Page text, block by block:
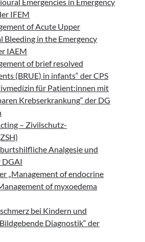
IFEM
of Acute Upper
in the Emergency
IAEM
of brief resolved
(BRUE) in infants“ der CPS
für Patient:innen mit
Krebserkrankung“ der DG
– Zivilschutz-
Analgesie und
DGAI
„Management of endocrine
of myxoedema
bei Kindern und
Diagnostik“ der